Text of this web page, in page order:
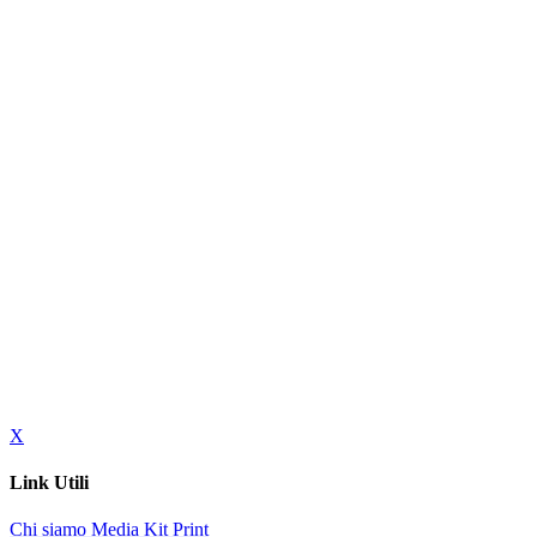
X
Link Utili
Chi siamo Media Kit Print